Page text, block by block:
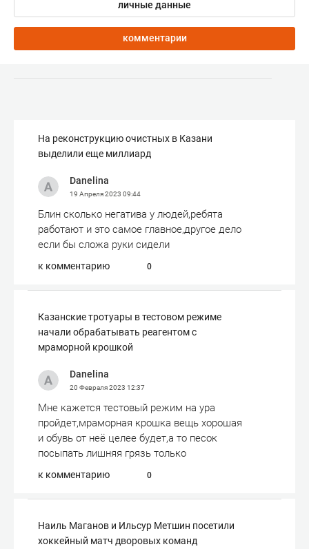
личные данные
комментарии
На реконструкцию очистных в Казани
выделили еще миллиард
Danelina
19 Апреля 2023 09:44
Блин сколько негатива у людей,ребята
работают и это самое главное,другое дело
если бы сложа руки сидели
к комментарию 0
Казанские тротуары в тестовом режиме
начали обрабатывать реагентом с
мраморной крошкой
Danelina
20 Февраля 2023 12:37
Мне кажется тестовый режим на ура
пройдет,мраморная крошка вещь хорошая
и обувь от неё целее будет,а то песок
посыпать лишняя грязь только
к комментарию 0
Наиль Маганов и Ильсур Метшин посетили
хоккейный матч дворовых команд